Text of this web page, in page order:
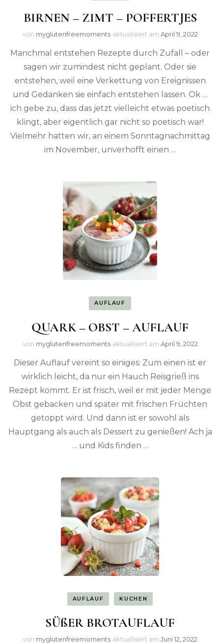
BIRNEN – ZIMT – POFFERTJES
von myglutenfreemoments aktualisiert am April 9, 2022
Manchmal entstehen Rezepte durch Zufall – oder
sagen wir zumindest nicht geplant. Oder sie
entstehen, weil eine Verkettung von Ereignissen
und Gedanken sie einfach entstehen lassen. Ok …
ich gebe zu, dass das jetzt vielleicht etwas poetisch
klingt, aber eigentlich gar nicht so poetisch war!
Vielmehr hatten wir, an einem Sonntagnachmittag
im November, unverhofft einen …
AUFLAUF
QUARK – OBST – AUFLAUF
von myglutenfreemoments aktualisiert am April 9, 2022
Dieser Auflauf vereint so einiges: Zum einen ist er
wirklich leicht, da nur ein Hauch Reisgrieß ins
Rezept kommt. Er ist frisch, weil er mit jeder Menge
Obst gebacken und später mit frischen Früchten
getoppt wird. Und dann ist er sowohl als
Hauptgang als auch als Dessert zu genießen! Ach ja
… und Kids finden …
AUFLAUF KUCHEN
SÜßER BROTAUFLAUF
von myglutenfreemoments aktualisiert am Juni 12, 2022